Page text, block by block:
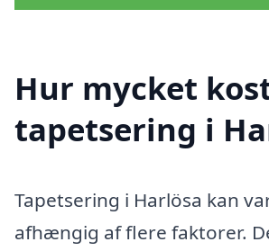
Hur mycket
tapetsering i
Tapetsering i Harlösa kan
afhængig af flere faktorer.